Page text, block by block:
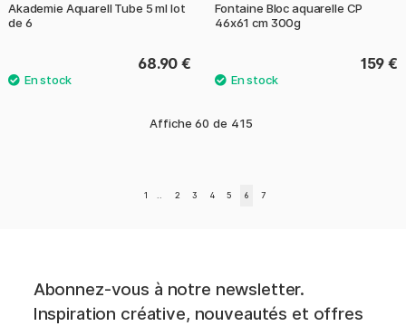
Akademie Aquarell Tube 5 ml lot
de 6
68.90 €
Fontaine Bloc aquarelle CP
46x61 cm 300g
159 €
Affiche 60 de 415
1 2 3 4 5 6 7
Abonnez-vous à notre newsletter.
Inspiration créative, nouveautés et offres